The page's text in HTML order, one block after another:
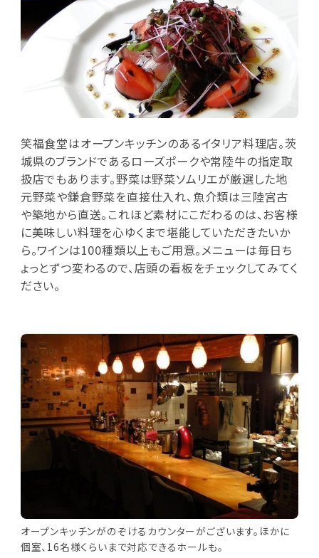
笑福食堂はオープンキッチンのあるイタリア料理店。茨
城県のブランドであるローズポークや常陸牛の指定取
扱店でもあります。野菜は野菜ソムリエが厳選した地
元野菜や鎌倉野菜を直接仕入れ、魚介類は三陸宮古
や築地から直送。これほど素材にこだわるのは、お客様
に美味しい料理を心ゆくまで堪能していただきたいか
ら。ワインは100種類以上もご用意。メニューは毎日ち
ょっとずつ変わるので、店頭の看板をチェックしてみてく
ださい。
オープンキッチンがのぞけるカウンターがございます。ほかに
個室、16名様くらいまで対応できるホールも。